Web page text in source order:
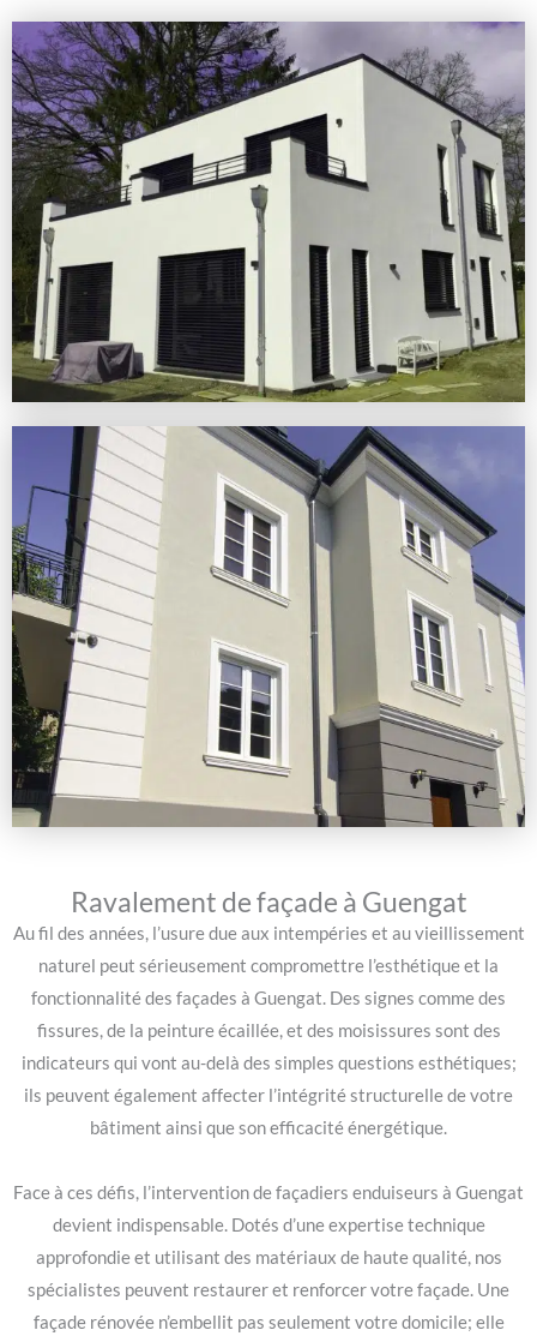
Ravalement de façade à Guengat
Au fil des années, l’usure due aux intempéries et au vieillissement
naturel peut sérieusement compromettre l’esthétique et la
fonctionnalité des façades à Guengat. Des signes comme des
fissures, de la peinture écaillée, et des moisissures sont des
indicateurs qui vont au-delà des simples questions esthétiques;
ils peuvent également affecter l’intégrité structurelle de votre
bâtiment ainsi que son efficacité énergétique.
Face à ces défis, l’intervention de façadiers enduiseurs à Guengat
devient indispensable. Dotés d’une expertise technique
approfondie et utilisant des matériaux de haute qualité, nos
spécialistes peuvent restaurer et renforcer votre façade. Une
façade rénovée n’embellit pas seulement votre domicile; elle